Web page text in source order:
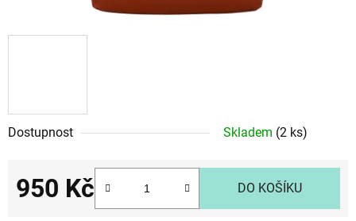
Dostupnost Skladem (2 ks)
950 Kč DO KOŠÍKU